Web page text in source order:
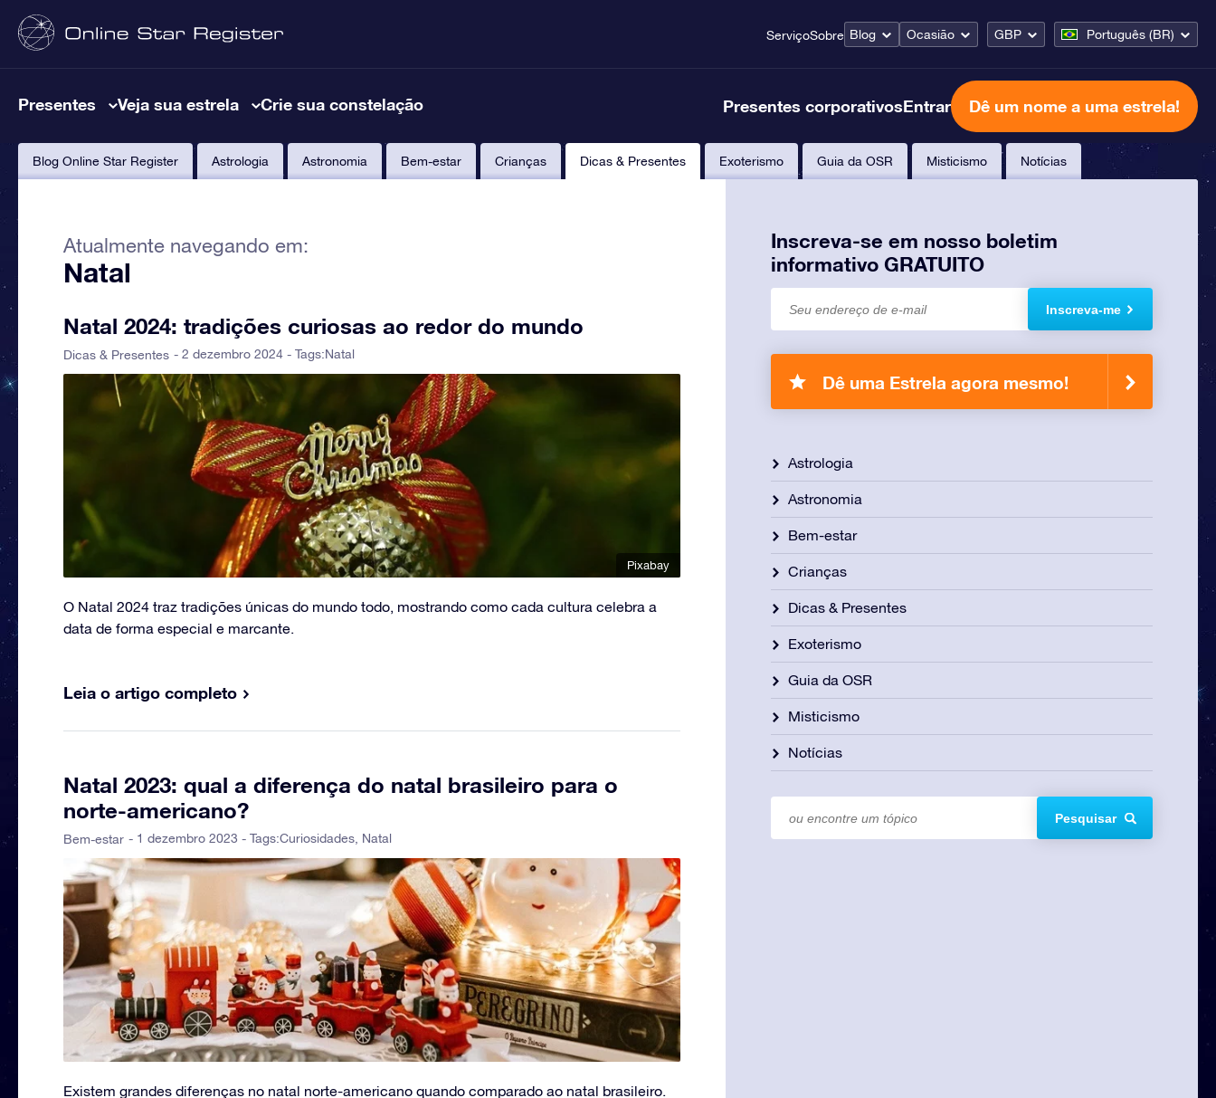
ServiçoSobre Blog Ocasião GBP Português (BR)
Presentes Veja sua estrela Crie sua constelação Presentes corporativosEntrar Dê um nome a uma estrela!
Blog Online Star Register Astrologia Astronomia Bem-estar Crianças Dicas & Presentes Exoterismo Guia da OSR Misticismo Notícias
Atualmente navegando em:
Natal
Natal 2024: tradições curiosas ao redor do mundo
Dicas & Presentes - 2 dezembro 2024 - Tags:Natal
Pixabay
O Natal 2024 traz tradições únicas do mundo todo, mostrando como cada cultura celebra a
data de forma especial e marcante.
Leia o artigo completo
Natal 2023: qual a diferença do natal brasileiro para o
norte-americano?
Bem-estar - 1 dezembro 2023 - Tags:Curiosidades Natal
Existem grandes diferenças no natal norte-americano quando comparado ao natal brasileiro.
Inscreva-se em nosso boletim
informativo GRATUITO
Inscreva-me
Dê uma Estrela agora mesmo!
Astrologia
Astronomia
Bem-estar
Crianças
Dicas & Presentes
Exoterismo
Guia da OSR
Misticismo
Notícias
Pesquisar